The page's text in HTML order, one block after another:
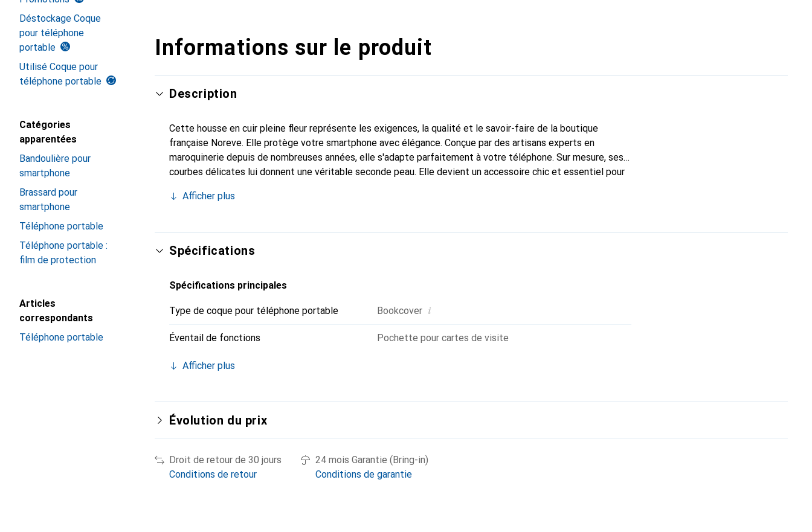
Déstockage Coque
pour téléphone
portable
Utilisé Coque pour
téléphone portable
Catégories
apparentées
Bandoulière pour
smartphone
Brassard pour
smartphone
Téléphone portable
Téléphone portable :
film de protection
Articles
correspondants
Téléphone portable
Informations sur le produit
Description
Cette housse en cuir pleine fleur représente les exigences, la qualité et le savoir-faire de la boutique
française Noreve. Elle protège votre smartphone avec élégance. Conçue par des artisans experts en
maroquinerie depuis de nombreuses années, elle s'adapte parfaitement à votre téléphone. Sur mesure, ses
courbes délicates lui donnent une véritable seconde peau. Elle devient un accessoire chic et essentiel pour
un choix sûr pour une clientèle exigeante.
Afficher plus
Spécifications
Spécifications principales
Type de coque pour téléphone portable Bookcover i
Éventail de fonctions Pochette pour cartes de visite
Afficher plus
Évolution du prix
Droit de retour de 30 jours
Conditions de retour
24 mois Garantie (Bring-in)
Conditions de garantie